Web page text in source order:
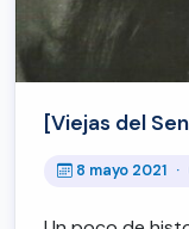
[Viejas del
8 mayo 2021 ·